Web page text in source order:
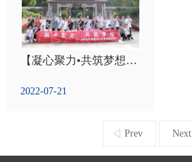
【凝心聚力•共筑梦想】苏州友联装备2022年度拓展训练圆满结束
2022-07-21
Prev Next